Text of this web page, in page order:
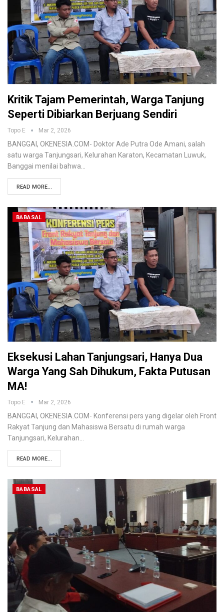
Kritik Tajam Pemerintah, Warga Tanjung
Seperti Dibiarkan Berjuang Sendiri
Topo E Mar 2, 2026
BANGGAI, OKENESIA.COM- Doktor Ade Putra Ode Amani, salah
satu warga Tanjungsari, Kelurahan Karaton, Kecamatan Luwuk,
Banggai menilai bahwa…
READ MORE...
BABASAL
Eksekusi Lahan Tanjungsari, Hanya Dua
Warga Yang Sah Dihukum, Fakta Putusan
MA!
Topo E Mar 2, 2026
BANGGAI, OKENESIA.COM- Konferensi pers yang digelar oleh Front
Rakyat Tanjung dan Mahasiswa Bersatu di rumah warga
Tanjungsari, Kelurahan…
READ MORE...
BABASAL